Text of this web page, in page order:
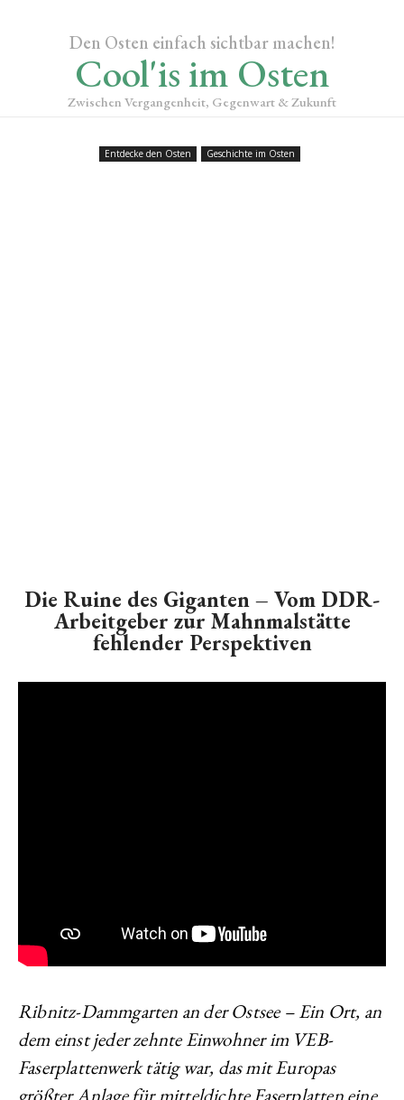
Den Osten einfach sichtbar machen!
Cool'is im Osten
Zwischen Vergangenheit, Gegenwart & Zukunft
Entdecke den Osten Geschichte im Osten
Die Ruine des Giganten – Vom DDR-
Arbeitgeber zur Mahnmalstätte
fehlender Perspektiven
Ribnitz-Dammgarten an der Ostsee – Ein Ort, an
dem einst jeder zehnte Einwohner im VEB-
Faserplattenwerk tätig war, das mit Europas
größter Anlage für mitteldichte Faserplatten eine